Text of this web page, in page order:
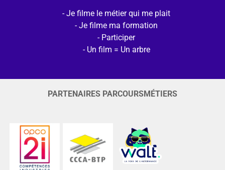
Je filme le métier qui me plait
Je filme ma formation
Participer
Un film = Un arbre
PARTENAIRES PARCOURSMÉTIERS